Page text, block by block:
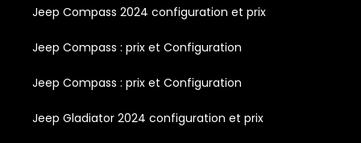
Jeep Compass 2024 configuration et prix
Jeep Compass : prix et Configuration
Jeep Compass : prix et Configuration
Jeep Gladiator 2024 configuration et prix